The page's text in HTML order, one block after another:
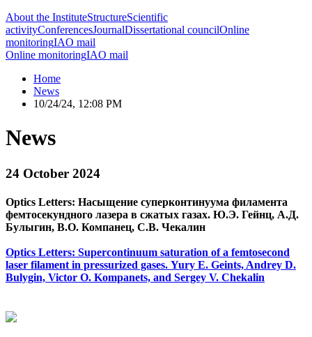
About the InstituteStructureScientific
activityConferencesJournalDissertational councilOnline
monitoringIAO mail
Online monitoringIAO mail
Home
News
10/24/24, 12:08 PM
News
24 October 2024
Optics Letters: Насыщение суперконтинуума филамента
фемтосекундного лазера в сжатых газах. Ю.Э. Гейнц, А.Д.
Булыгин, В.О. Компанец, С.В. Чекалин
Optics Letters: Supercontinuum saturation of a femtosecond
laser filament in pressurized gases. Yury E. Geints, Andrey D.
Bulygin, Victor O. Kompanets, and Sergey V. Chekalin